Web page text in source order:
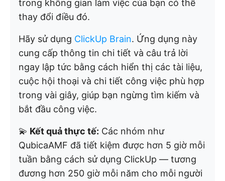
trong không gian làm việc của bạn có thể
thay đổi điều đó.
Hãy sử dụng ClickUp Brain. Ứng dụng này
cung cấp thông tin chi tiết và câu trả lời
ngay lập tức bằng cách hiển thị các tài liệu,
cuộc hội thoại và chi tiết công việc phù hợp
trong vài giây, giúp bạn ngừng tìm kiếm và
bắt đầu công việc.
💫 Kết quả thực tế: Các nhóm như
QubicaAMF đã tiết kiệm được hơn 5 giờ mỗi
tuần bằng cách sử dụng ClickUp — tương
đương hơn 250 giờ mỗi năm cho mỗi người